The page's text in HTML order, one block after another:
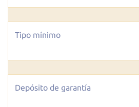
Tipo mínimo
Depósito de garantía